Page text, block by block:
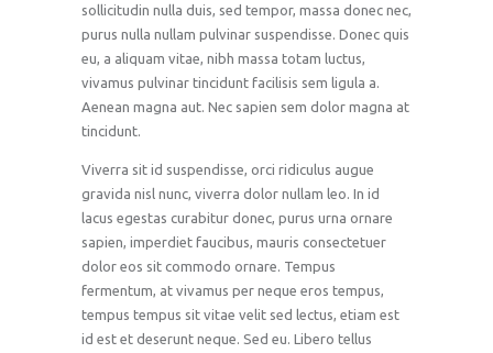
sollicitudin nulla duis, sed tempor, massa donec nec,
purus nulla nullam pulvinar suspendisse. Donec quis
eu, a aliquam vitae, nibh massa totam luctus,
vivamus pulvinar tincidunt facilisis sem ligula a.
Aenean magna aut. Nec sapien sem dolor magna at
tincidunt.
Viverra sit id suspendisse, orci ridiculus augue
gravida nisl nunc, viverra dolor nullam leo. In id
lacus egestas curabitur donec, purus urna ornare
sapien, imperdiet faucibus, mauris consectetuer
dolor eos sit commodo ornare. Tempus
fermentum, at vivamus per neque eros tempus,
tempus tempus sit vitae velit sed lectus, etiam est
id est et deserunt neque. Sed eu. Libero tellus